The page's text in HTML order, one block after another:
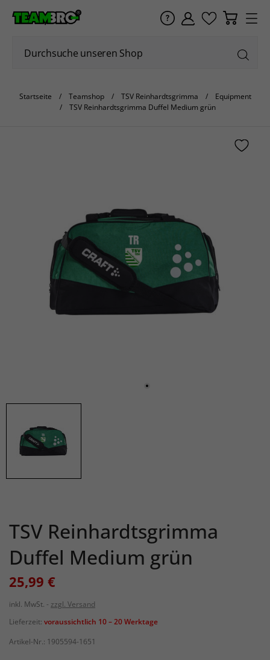
Startseite Teamshop TSV Reinhardtsgrimma
Equipment
TSV Reinhardtsgrimma Duffel Medium grün
TSV Reinhardtsgrimma
Duffel Medium grün
25,99 €
inkl. MwSt.
zzgl. Versand
Lieferzeit: voraussichtlich 10 – 20 Werktage
Artikel-Nr.: 1905594-1651